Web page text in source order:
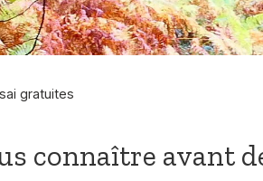
gratuites
connaître avant